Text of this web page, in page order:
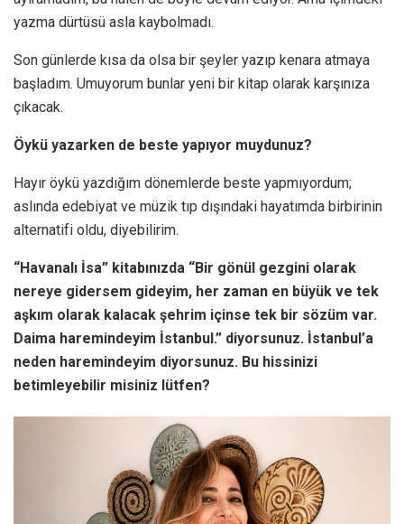
yazma dürtüsü asla kaybolmadı.
Son günlerde kısa da olsa bir şeyler yazıp kenara atmaya
başladım. Umuyorum bunlar yeni bir kitap olarak karşınıza
çıkacak.
Öykü yazarken de beste yapıyor muydunuz?
Hayır öykü yazdığım dönemlerde beste yapmıyordum;
aslında edebiyat ve müzik tıp dışındaki hayatımda birbirinin
alternatifi oldu, diyebilirim.
“Havanalı İsa” kitabınızda “Bir gönül gezgini olarak
nereye gidersem gideyim, her zaman en büyük ve tek
aşkım olarak kalacak şehrim içinse tek bir sözüm var.
Daima haremindeyim İstanbul.” diyorsunuz. İstanbul’a
neden haremindeyim diyorsunuz. Bu hissinizi
betimleyebilir misiniz lütfen?